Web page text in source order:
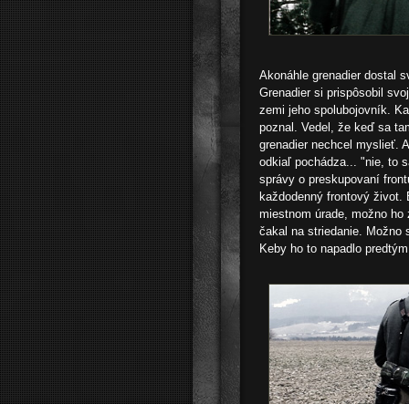
Akonáhle grenadier dostal
Grenadier si prispôsobil
zemi jeho spolubojovník.
poznal. Vedel, že keď sa
grenadier nechcel myslieť.
odkiaľ pochádza... "nie, to
správy o preskupovaní
každodenný frontový
miestnom úrade, možno
čakal na striedanie. Možno
Keby ho to napadlo